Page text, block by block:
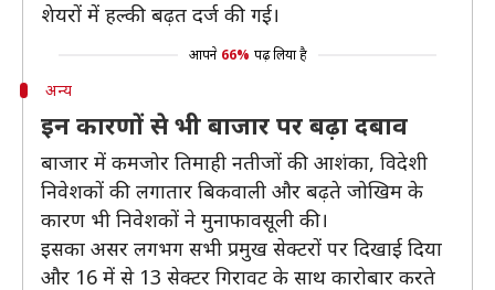
शेयरों में हल्की बढ़त दर्ज की गई।
आपने 66% पढ़ लिया है
अन्य
इन कारणों से भी बाजार पर बढ़ा दबाव
बाजार में कमजोर तिमाही नतीजों की आशंका, विदेशी
निवेशकों की लगातार बिकवाली और बढ़ते जोखिम के
कारण भी निवेशकों ने मुनाफावसूली की।
इसका असर लगभग सभी प्रमुख सेक्टरों पर दिखाई दिया
और 16 में से 13 सेक्टर गिरावट के साथ कारोबार करते